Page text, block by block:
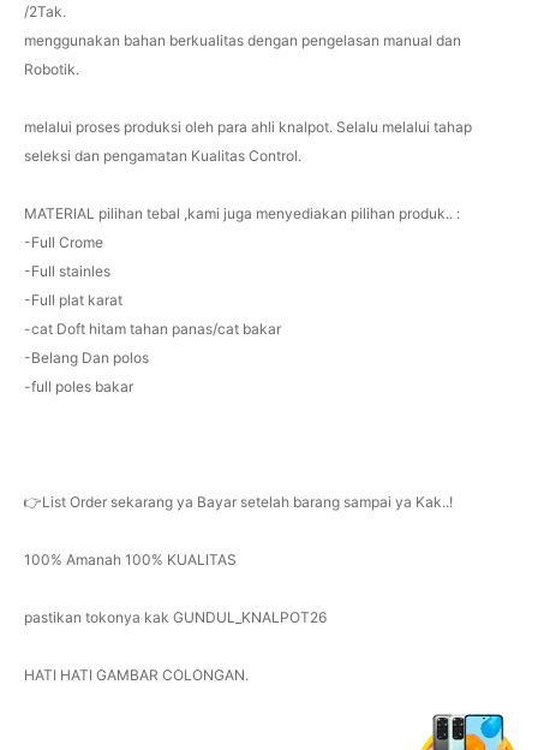
/2Tak.
menggunakan bahan berkualitas dengan pengelasan manual dan
Robotik.
melalui proses produksi oleh para ahli knalpot. Selalu melalui tahap
seleksi dan pengamatan Kualitas Control.
MATERIAL pilihan tebal ,kami juga menyediakan pilihan produk.. :
-Full Crome
-Full stainles
-Full plat karat
-cat Doft hitam tahan panas/cat bakar
-Belang Dan polos
-full poles bakar
👉List Order sekarang ya Bayar setelah barang sampai ya Kak..!
100% Amanah 100% KUALITAS
pastikan tokonya kak GUNDUL_KNALPOT26
HATI HATI GAMBAR COLONGAN.